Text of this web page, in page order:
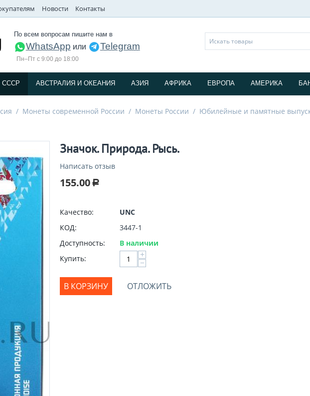
Новости Контакты
По всем вопросам пишите нам в
WhatsApp или Telegram
Пн–Пт с 9:00 до 18:00
АВСТРАЛИЯ И ОКЕАНИЯ АЗИЯ АФРИКА ЕВРОПА АМЕРИКА
/ Монеты современной России / Монеты России / Юбилейные и памятные
Значок. Природа. Рысь.
Написать отзыв
155.00 Р
Качество:
UNC
КОД:
3447-1
Доступность:
В наличии
Купить:
+
−
В КОРЗИНУ ОТЛОЖИТЬ